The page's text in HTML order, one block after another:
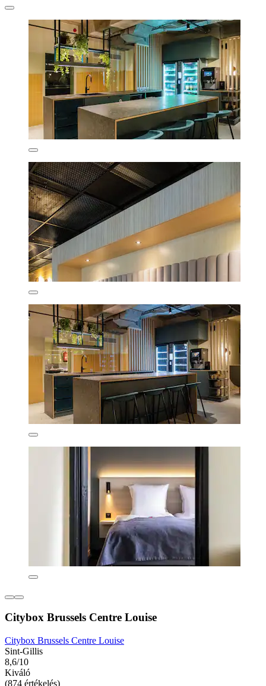
Citybox Brussels Centre Louise
Citybox Brussels Centre Louise
Sint-Gillis
8,6/10
Kiváló
(874 értékelés)